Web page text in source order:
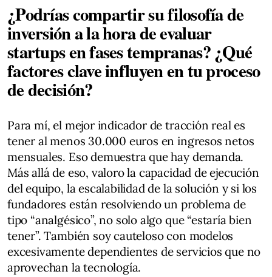
¿Podrías compartir su filosofía de
inversión a la hora de evaluar
startups en fases tempranas? ¿Qué
factores clave influyen en tu proceso
de decisión?
Para mí, el mejor indicador de tracción real es
tener al menos 30.000 euros en ingresos netos
mensuales. Eso demuestra que hay demanda.
Más allá de eso, valoro la capacidad de ejecución
del equipo, la escalabilidad de la solución y si los
fundadores están resolviendo un problema de
tipo “analgésico”, no solo algo que “estaría bien
tener”. También soy cauteloso con modelos
excesivamente dependientes de servicios que no
aprovechan la tecnología.